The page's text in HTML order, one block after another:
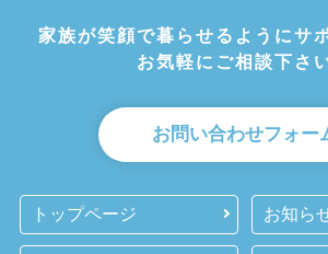
家族が笑顔で暮らせるようにサ
お気軽にご相談下さい
お問い合わせフォー
トップページ お知ら